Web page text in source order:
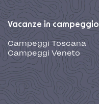
Vacanze in campeggio
Campeggi Toscana
Campeggi Veneto